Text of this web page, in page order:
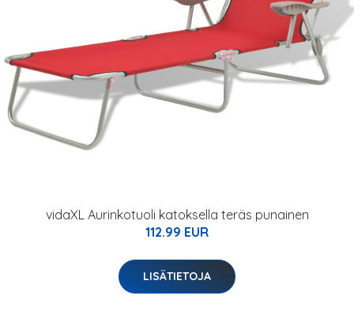
vidaXL Aurinkotuoli katoksella teräs punainen
112.99 EUR
LISÄTIETOJA